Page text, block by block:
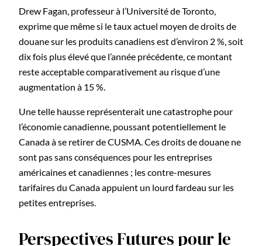
Drew Fagan, professeur à l’Université de Toronto,
exprime que même si le taux actuel moyen de droits de
douane sur les produits canadiens est d’environ 2 %, soit
dix fois plus élevé que l’année précédente, ce montant
reste acceptable comparativement au risque d’une
augmentation à 15 %.
Une telle hausse représenterait une catastrophe pour
l’économie canadienne, poussant potentiellement le
Canada à se retirer de CUSMA. Ces droits de douane ne
sont pas sans conséquences pour les entreprises
américaines et canadiennes ; les contre-mesures
tarifaires du Canada appuient un lourd fardeau sur les
petites entreprises.
Perspectives Futures pour le